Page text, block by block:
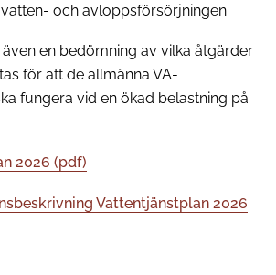
och avloppsförsörjningen.
även en bedömning av vilka åtgärder
för att de allmänna VA-
fungera vid en ökad belastning på
2026 (pdf)
Vattentjänstplan 2026